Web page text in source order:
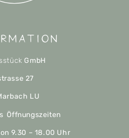
GmbH
27
LU
Öffnungszeiten
9.30 – 18.00 Uhr